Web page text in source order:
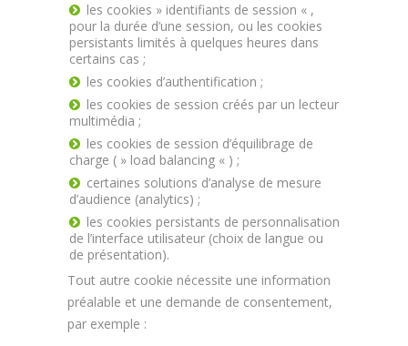
les cookies » identifiants de session « ,
pour la durée d’une session, ou les cookies
persistants limités à quelques heures dans
certains cas ;
les cookies d’authentification ;
les cookies de session créés par un lecteur
multimédia ;
les cookies de session d’équilibrage de
charge ( » load balancing « ) ;
certaines solutions d’analyse de mesure
d’audience (analytics) ;
les cookies persistants de personnalisation
de l’interface utilisateur (choix de langue ou
de présentation).
Tout autre cookie nécessite une information
préalable et une demande de consentement,
par exemple :